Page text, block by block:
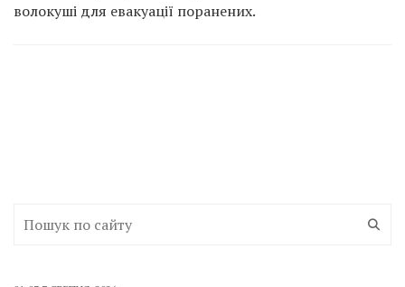
волокуші для евакуації поранених.